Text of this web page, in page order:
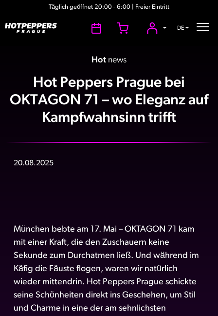
DE
Täglich geöffnet 20:00 - 6:00 | Freier Eintritt
Hot news
Hot Peppers Prague bei
OKTAGON 71 – wo Eleganz auf
Kampfwahnsinn trifft
20.08.2025
München bebte am 17. Mai – OKTAGON 71 kam
mit einer Kraft, die den Zuschauern keine
Sekunde zum Durchatmen ließ. Und während im
Käfig die Fäuste flogen, waren wir natürlich
wieder mittendrin. Hot Peppers Prague schickte
seine Schönheiten direkt ins Geschehen, um Stil
und Charme in eine der am sehnlichsten